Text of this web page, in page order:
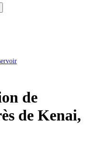
de
de Kenai,